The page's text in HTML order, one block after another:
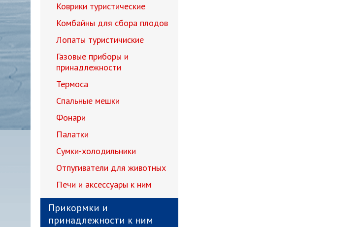
Коврики туристические
Комбайны для сбора плодов
Лопаты туристичиские
Газовые приборы и
принадлежности
Термоса
Спальные мешки
Фонари
Палатки
Сумки-холодильники
Отпугиватели для животных
Печи и аксессуары к ним
Прикормки и
принадлежности к ним